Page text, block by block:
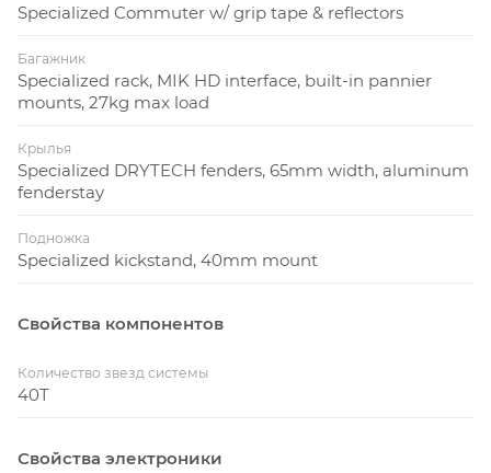
Specialized Commuter w/ grip tape & reflectors
Багажник
Specialized rack, MIK HD interface, built-in pannier
mounts, 27kg max load
Крылья
Specialized DRYTECH fenders, 65mm width, aluminum
fenderstay
Подножка
Specialized kickstand, 40mm mount
Свойства компонентов
Количество звезд системы
40T
Свойства электроники